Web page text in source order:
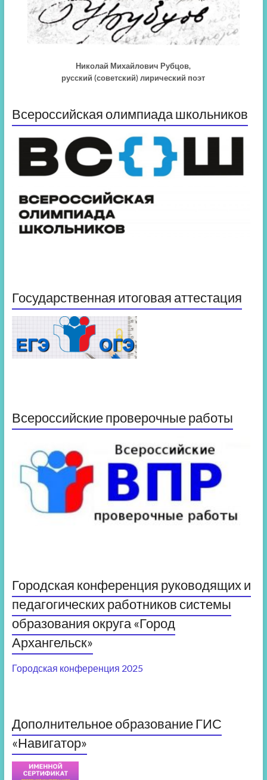
Николай Михайлович Рубцов,
русский (советский) лирический поэт
Всероссийская олимпиада школьников
Государственная итоговая аттестация
Всероссийские проверочные работы
Городская конференция руководящих и
педагогических работников системы
образования округа «Город
Архангельск»
Городская конференция 2025
Дополнительное образование ГИС
«Навигатор»